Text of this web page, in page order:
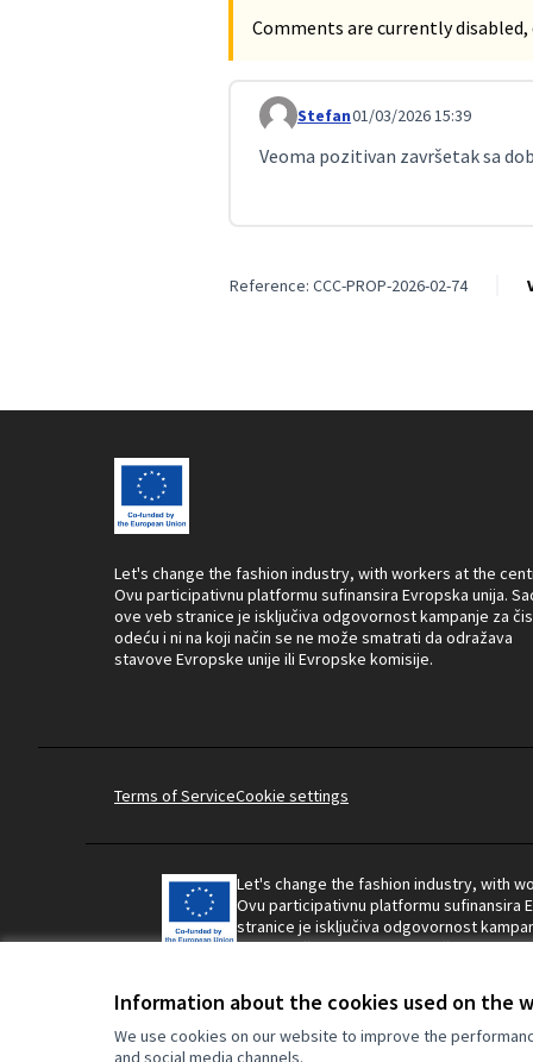
Information about the cookies used on the
We use cookies on our website to improve the
and social media channels.
Comments are currently
Comment 695
Stefan01/03/2026 15:39
Veoma pozitivan završetak sa
Reference: CCC-PROP-2026-02-74
Let's change the fashion industry, with workers at the
Ovu participativnu platformu sufinansira Evropska unija.
ove veb stranice je isključiva odgovornost kampanje za
odeću i ni na koji način se ne može smatrati da odražava
stavove Evropske unije ili Evropske komisije.
Terms of ServiceCookie settings
Let's change the fashion industry, with
Ovu participativnu platformu sufinansira
stranice je isključiva odgovornost
se ne može smatrati da odražava